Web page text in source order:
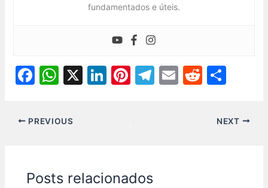
fundamentados e úteis.
F
c
e
o
W
at
s
p
X
Li
n
Pi T
E
R
di
ar
e
PREVIOUS NEXT
Posts relacionados